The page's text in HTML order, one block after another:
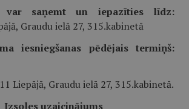
var saņemt un iepazīties līdz:
Graudu ielā 27, 315.kabinetā
iesniegšanas pēdējais termiņš:
Liepājā, Graudu ielā 27, 315.kabinetā.
Izsoles uzaicinājums